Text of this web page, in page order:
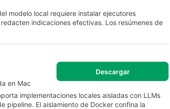
modelo local requiere instalar ejecutores
indicaciones efectivas. Los resúmenes de
en Mac
Descargar
implementaciones locales aisladas con LLMs
pipeline. El aislamiento de Docker confina la